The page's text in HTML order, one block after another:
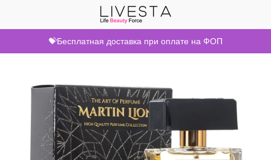
💝Бесплатная доставка при оплате на ФОП